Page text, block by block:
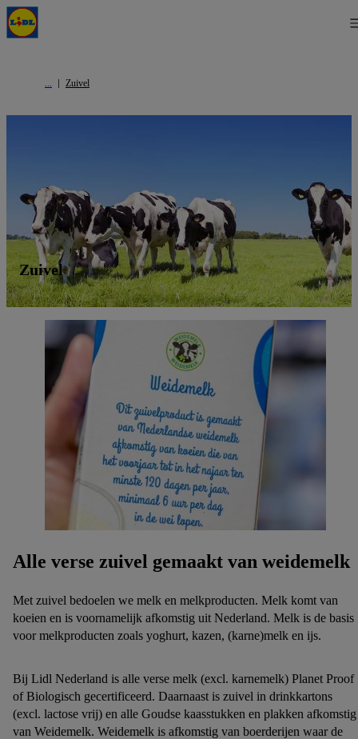
Zuivel
Zuivel
Alle verse zuivel gemaakt van weidemelk
Met zuivel bedoelen we melk en melkproducten. Melk komt van
koeien en is voornamelijk afkomstig uit Nederland. Melk is de basis
voor melkproducten zoals yoghurt, kazen, (karne)melk en ijs.
Bij Lidl Nederland is alle verse melk (excl. karnemelk) Planet Proof
of Biologisch gecertificeerd. Daarnaast is zuivel in drinkkartons
(excl. lactose vrij) en alle Goudse kaasstukken en plakken afkomstig
van Weidemelk. Weidemelk is afkomstig van boerderijen waar de